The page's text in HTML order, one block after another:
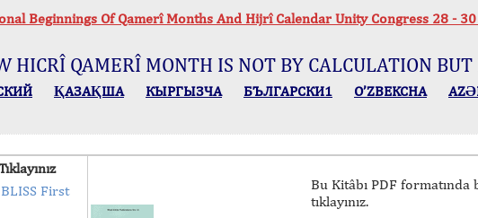
Beginnings Of Qamerî Months And Hijrî Calendar Unity Congress 28 -
HICRÎ QAMERÎ MONTH IS NOT BY CALCULATION
ҚАЗАҚША КЫPГЫЗЧA БЪЛГАРСКИ1 O’ZBEKCHA
First
Bu Kitâbı PDF
tıklayınız.